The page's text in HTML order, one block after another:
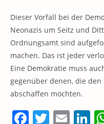
Dieser Vorfall bei der
Neonazis um Seitz und
Ordnungsamt sind
machen. Das ist jeder
Eine Demokratie muss
gegenüber denen, die
abschaffen möchten.
F T E Li